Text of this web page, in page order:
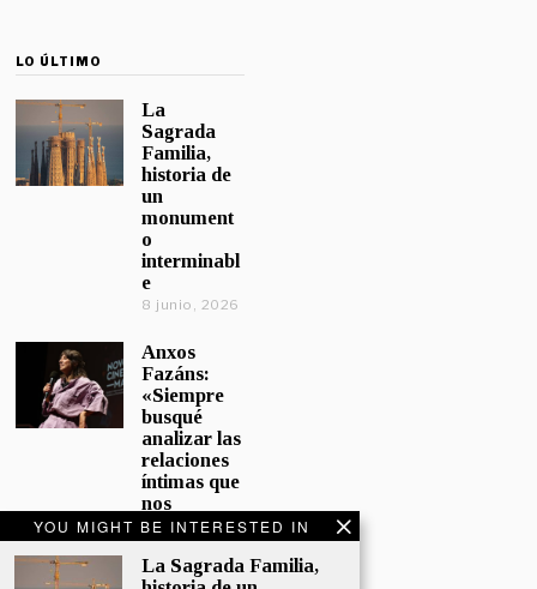
YOU MIGHT BE INTERESTED IN
La Sagrada Familia,
LO ÚLTIMO
La
Sagrada
Familia,
historia de
un
monument
o
interminabl
e
8 junio, 2026
Anxos
Fazáns:
«Siempre
busqué
analizar las
relaciones
íntimas que
nos
afectan»